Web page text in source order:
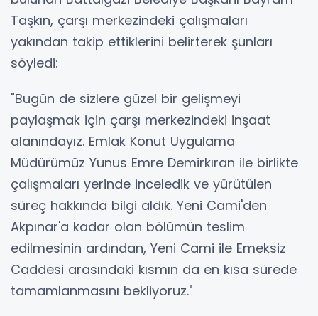
Taşkın, çarşı merkezindeki çalışmaları
yakından takip ettiklerini belirterek şunları
söyledi:
"Bugün de sizlere güzel bir gelişmeyi
paylaşmak için çarşı merkezindeki inşaat
alanındayız. Emlak Konut Uygulama
Müdürümüz Yunus Emre Demirkıran ile birlikte
çalışmaları yerinde inceledik ve yürütülen
süreç hakkında bilgi aldık. Yeni Cami'den
Akpınar'a kadar olan bölümün teslim
edilmesinin ardından, Yeni Cami ile Emeksiz
Caddesi arasındaki kısmın da en kısa sürede
tamamlanmasını bekliyoruz."